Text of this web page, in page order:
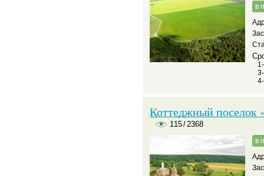
в
Коттеджный поселок
115/2368
в